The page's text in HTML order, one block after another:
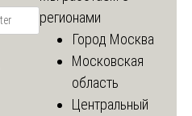
регионами
Город Москва
Московская
область
Центральный